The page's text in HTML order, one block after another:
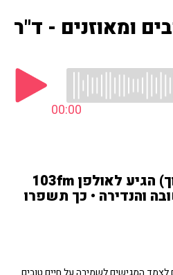
ומאוזנים - ד"ר
00:00
ד"ר קרטוס (פרלה דנוך) הגיע לאולפן 103fm
והנדירה • כך תשפרו